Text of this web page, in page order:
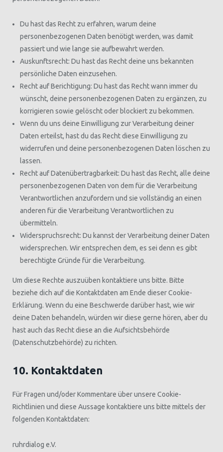
Du hast das Recht zu erfahren, warum deine
personenbezogenen Daten benötigt werden, was damit
passiert und wie lange sie aufbewahrt werden.
Auskunftsrecht: Du hast das Recht deine uns bekannten
persönliche Daten einzusehen.
Recht auf Berichtigung: Du hast das Recht wann immer du
wünscht, deine personenbezogenen Daten zu ergänzen, zu
korrigieren sowie gelöscht oder blockiert zu bekommen.
Wenn du uns deine Einwilligung zur Verarbeitung deiner
Daten erteilst, hast du das Recht diese Einwilligung zu
widerrufen und deine personenbezogenen Daten löschen zu
lassen.
Recht auf Datenübertragbarkeit: Du hast das Recht, alle deine
personenbezogenen Daten von dem für die Verarbeitung
Verantwortlichen anzufordern und sie vollständig an einen
anderen für die Verarbeitung Verantwortlichen zu
übermitteln.
Widerspruchsrecht: Du kannst der Verarbeitung deiner Daten
widersprechen. Wir entsprechen dem, es sei denn es gibt
berechtigte Gründe für die Verarbeitung.
Um diese Rechte auszuüben kontaktiere uns bitte. Bitte
beziehe dich auf die Kontaktdaten am Ende dieser Cookie-
Erklärung. Wenn du eine Beschwerde darüber hast, wie wir
deine Daten behandeln, würden wir diese gerne hören, aber du
hast auch das Recht diese an die Aufsichtsbehörde
(Datenschutzbehörde) zu richten.
10. Kontaktdaten
Für Fragen und/oder Kommentare über unsere Cookie-
Richtlinien und diese Aussage kontaktiere uns bitte mittels der
folgenden Kontaktdaten:
ruhrdialog e.V.